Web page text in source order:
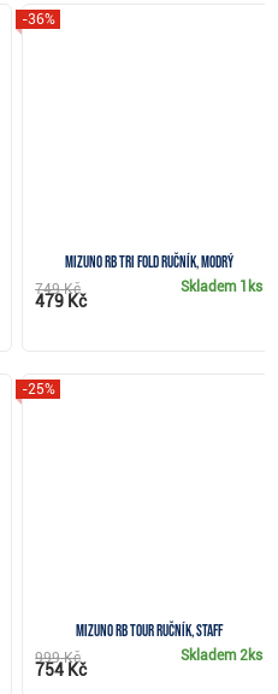
Mizuno RB Tri Fold ručník, modrý
-36%
Skladem 1ks
749 Kč
479 Kč
Mizuno RB Tour ručník, staff
-25%
Skladem2ks
999 Kč
754 Kč